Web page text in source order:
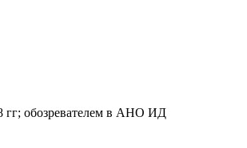
гг; обозревателем в АНО ИД